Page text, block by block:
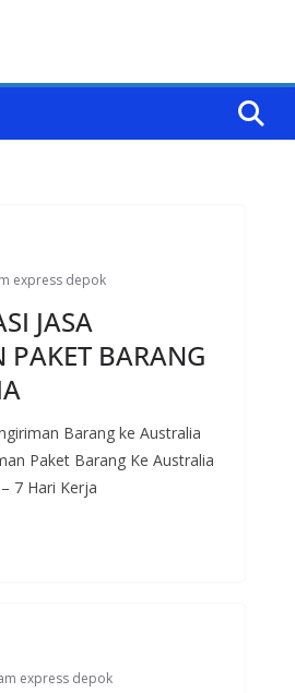
express depok
JASA
PAKET BARANG
Barang ke Australia
Paket Barang Ke Australia
7 Hari Kerja
express depok